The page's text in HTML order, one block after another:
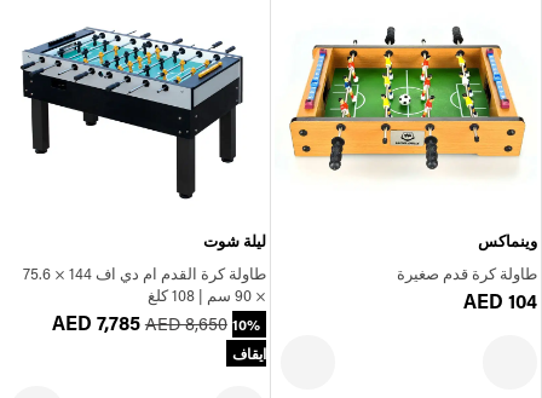
وينماكس
طاولة كرة قدم صغيرة
AED 104
ليلة شوت
طاولة كرة القدم ام دي اف 144 × 75.6
× 90 سم | 108 كلغ
AED 7,785 AED 8,650 10%
ايقاف